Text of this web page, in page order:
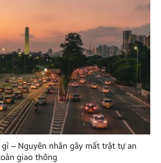
– Nguyên nhân gây mất trật tự an
giao thông